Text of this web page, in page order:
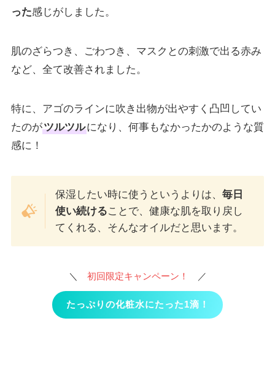
った感じがしました。
肌のざらつき、ごわつき、マスクとの刺激で出る赤み
など、全て改善されました。
特に、アゴのラインに吹き出物が出やすく凸凹してい
たのがツルツルになり、何事もなかったかのような質
感に！
保湿したい時に使うというよりは、毎日
使い続けることで、健康な肌を取り戻し
てくれる、そんなオイルだと思います。
＼ 初回限定キャンペーン！ ／
たっぷりの化粧水にたった1滴！